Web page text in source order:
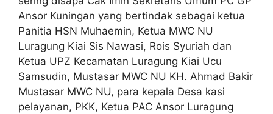
Ansor Kuningan yang bertindak sebagai ketua
Panitia HSN Muhaemin, Ketua MWC NU
Luragung Kiai Sis Nawasi, Rois Syuriah dan
Ketua UPZ Kecamatan Luragung Kiai Ucu
Samsudin, Mustasar MWC NU KH. Ahmad Bakir
Mustasar MWC NU, para kepala Desa kasi
pelayanan, PKK, Ketua PAC Ansor Luragung